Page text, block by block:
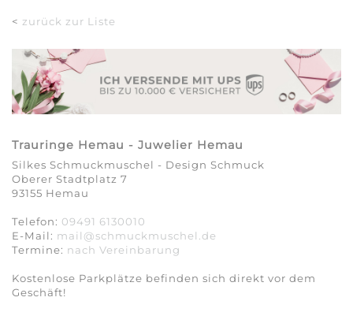
< zurück zur Liste
Trauringe Hemau - Juwelier Hemau
Silkes Schmuckmuschel - Design Schmuck
Oberer Stadtplatz 7
93155 Hemau
Telefon: 09491 6130010
E-Mail: mail@schmuckmuschel.de
Termine: nach Vereinbarung​​​​​​​
Kostenlose Parkplätze befinden sich direkt vor dem
Geschäft!